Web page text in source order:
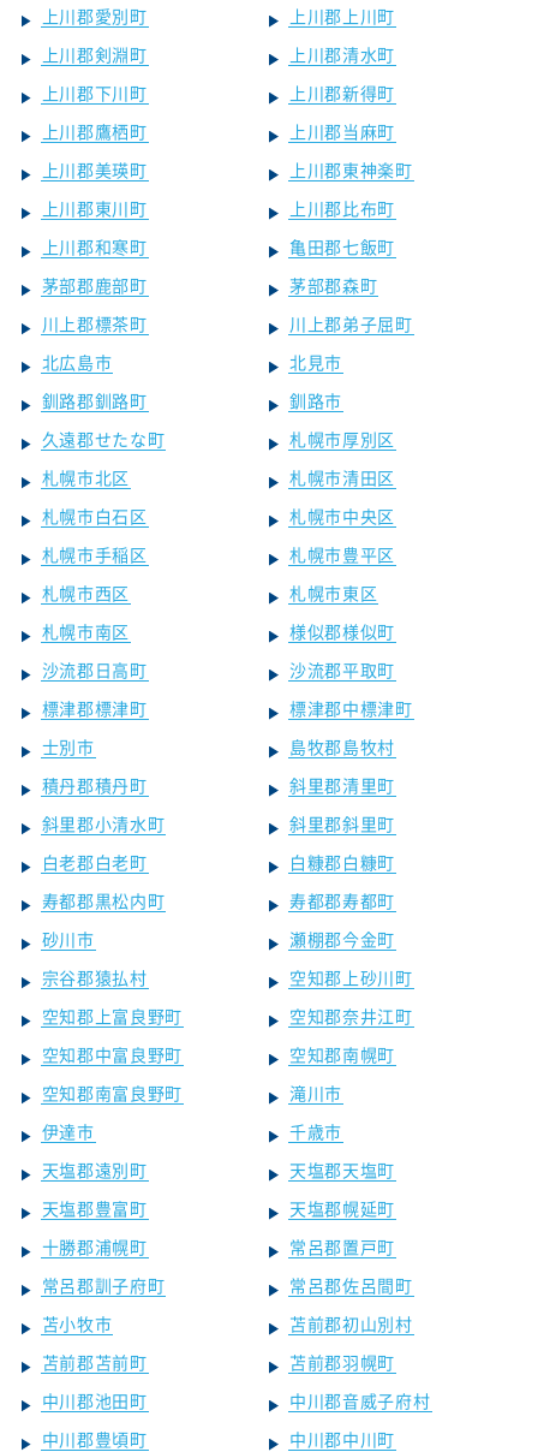
上川郡愛別町
上川郡上川町
上川郡剣淵町
上川郡清水町
上川郡下川町
上川郡新得町
上川郡鷹栖町
上川郡当麻町
上川郡美瑛町
上川郡東神楽町
上川郡東川町
上川郡比布町
上川郡和寒町
亀田郡七飯町
茅部郡鹿部町
茅部郡森町
川上郡標茶町
川上郡弟子屈町
北広島市
北見市
釧路郡釧路町
釧路市
久遠郡せたな町
札幌市厚別区
札幌市北区
札幌市清田区
札幌市白石区
札幌市中央区
札幌市手稲区
札幌市豊平区
札幌市西区
札幌市東区
札幌市南区
様似郡様似町
沙流郡日高町
沙流郡平取町
標津郡標津町
標津郡中標津町
士別市
島牧郡島牧村
積丹郡積丹町
斜里郡清里町
斜里郡小清水町
斜里郡斜里町
白老郡白老町
白糠郡白糠町
寿都郡黒松内町
寿都郡寿都町
砂川市
瀬棚郡今金町
宗谷郡猿払村
空知郡上砂川町
空知郡上富良野町
空知郡奈井江町
空知郡中富良野町
空知郡南幌町
空知郡南富良野町
滝川市
伊達市
千歳市
天塩郡遠別町
天塩郡天塩町
天塩郡豊富町
天塩郡幌延町
十勝郡浦幌町
常呂郡置戸町
常呂郡訓子府町
常呂郡佐呂間町
苫小牧市
苫前郡初山別村
苫前郡苫前町
苫前郡羽幌町
中川郡池田町
中川郡音威子府村
中川郡豊頃町
中川郡中川町